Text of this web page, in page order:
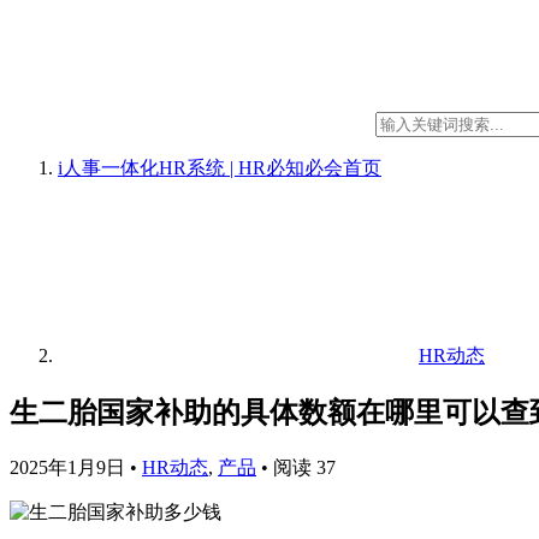
i人事一体化HR系统 | HR必知必会首页
HR动态
生二胎国家补助的具体数额在哪里可以查
2025年1月9日 • HR动态, 产品 • 阅读 37